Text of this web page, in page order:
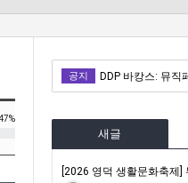
공지 DDP 바캉스: 뮤직
새글